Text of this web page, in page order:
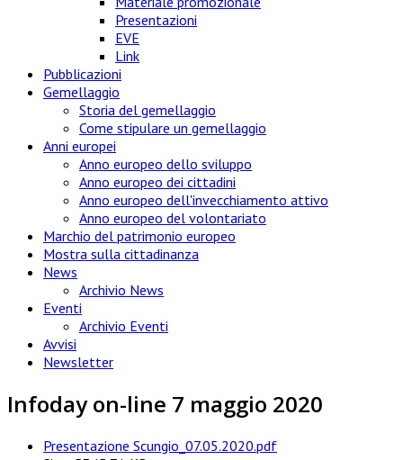
Presentazioni
EVE
Link
Pubblicazioni
Gemellaggio
Storia del gemellaggio
Come stipulare un gemellaggio
Anni europei
Anno europeo dello sviluppo
Anno europeo dei cittadini
Anno europeo dell'invecchiamento attivo
Anno europeo del volontariato
Marchio del patrimonio europeo
Mostra sulla cittadinanza
News
Archivio News
Eventi
Archivio Eventi
Avvisi
Newsletter
Infoday on-line 7 maggio 2020
Presentazione Scungio_07.05.2020.pdf